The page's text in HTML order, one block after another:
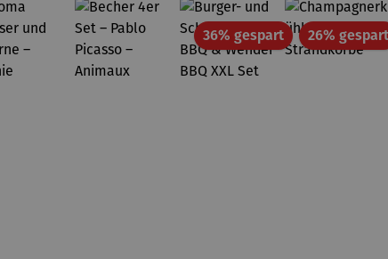
36% gespartRabatt26% gespart